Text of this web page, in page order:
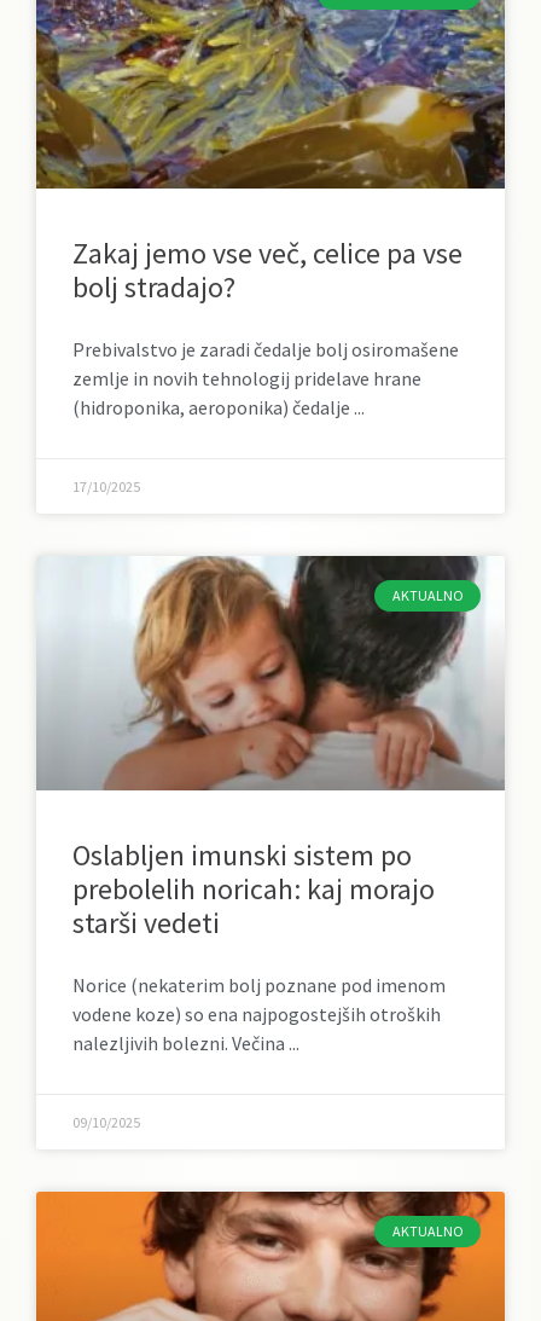
Zakaj jemo vse več, celice pa vse
bolj stradajo?
Prebivalstvo je zaradi čedalje bolj osiromašene
zemlje in novih tehnologij pridelave hrane
(hidroponika, aeroponika) čedalje
17/10/2025
AKTUALNO
Oslabljen imunski sistem po
prebolelih noricah: kaj morajo
starši vedeti
Norice (nekaterim bolj poznane pod imenom
vodene koze) so ena najpogostejših otroških
nalezljivih bolezni. Večina
09/10/2025
AKTUALNO